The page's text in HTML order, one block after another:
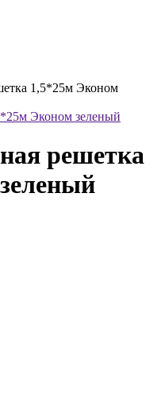
1,5*25м Эконом
решетка